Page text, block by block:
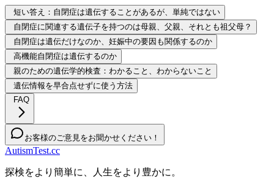
短い答え：自閉症は遺伝することがあるが、単純ではない
自閉症に関連する遺伝子を持つのは母親、父親、それとも祖父母？
自閉症は遺伝だけなのか、妊娠中の要因も関係するのか
高機能自閉症は遺伝するのか
親のための遺伝学的検査：わかること、わからないこと
遺伝情報を早合点せずに使う方法
FAQ
お客様のご意見をお聞かせください！
AutismTest.cc
探検をより簡単に、人生をより豊かに。